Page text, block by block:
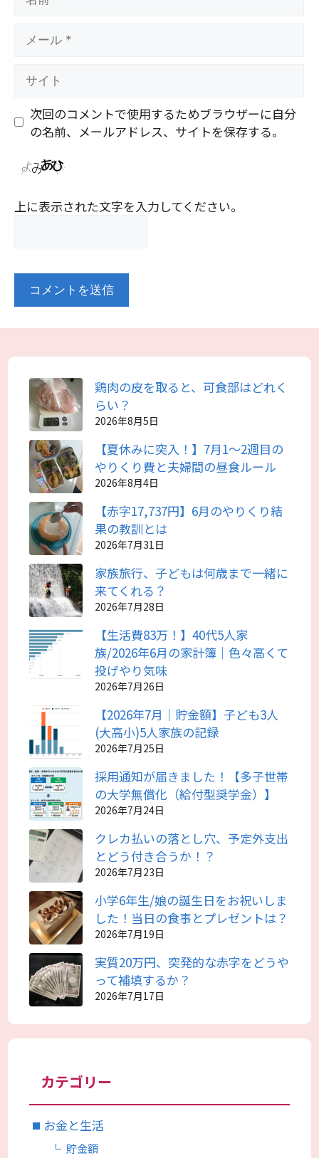
次回のコメントで使用するためブラウザーに自分
の名前、メールアドレス、サイトを保存する。
上に表示された文字を入力してください。
鶏肉の皮を取ると、可食部はどれく
らい？
2026年8月5日
【夏休みに突入！】7月1～2週目の
やりくり費と夫婦間の昼食ルール
2026年8月4日
【赤字17,737円】6月のやりくり結
果の教訓とは
2026年7月31日
家族旅行、子どもは何歳まで一緒に
来てくれる？
2026年7月28日
【生活費83万！】40代5人家
族/2026年6月の家計簿｜色々高くて
投げやり気味
2026年7月26日
【2026年7月｜貯金額】子ども3人
(大高小)5人家族の記録
2026年7月25日
採用通知が届きました！【多子世帯
の大学無償化（給付型奨学金）】
2026年7月24日
クレカ払いの落とし穴、予定外支出
とどう付き合うか！？
2026年7月23日
小学6年生/娘の誕生日をお祝いしま
した！当日の食事とプレゼントは？
2026年7月19日
実質20万円、突発的な赤字をどうや
って補填するか？
2026年7月17日
カテゴリー
お金と生活
貯金額